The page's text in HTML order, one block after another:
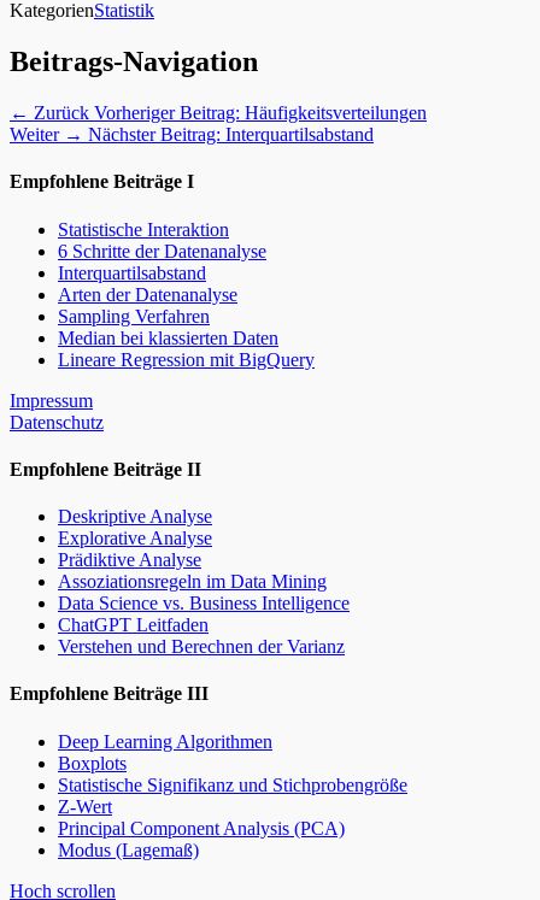
KategorienStatistik
Beitrags-Navigation
← Zurück Vorheriger Beitrag: Häufigkeitsverteilungen
Weiter → Nächster Beitrag: Interquartilsabstand
Empfohlene Beiträge I
Statistische Interaktion
6 Schritte der Datenanalyse
Interquartilsabstand
Arten der Datenanalyse
Sampling Verfahren
Median bei klassierten Daten
Lineare Regression mit BigQuery
Impressum
Datenschutz
Empfohlene Beiträge II
Deskriptive Analyse
Explorative Analyse
Prädiktive Analyse
Assoziationsregeln im Data Mining
Data Science vs. Business Intelligence
ChatGPT Leitfaden
Verstehen und Berechnen der Varianz
Empfohlene Beiträge III
Deep Learning Algorithmen
Boxplots
Statistische Signifikanz und Stichprobengröße
Z-Wert
Principal Component Analysis (PCA)
Modus (Lagemaß)
Hoch scrollen